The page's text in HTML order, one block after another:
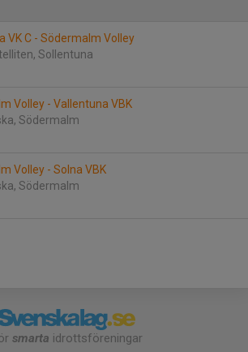
VK C - Södermalm Volley
Sollentuna
Volley - Vallentuna VBK
Södermalm
Volley - Solna VBK
Södermalm
smarta idrottsföreningar